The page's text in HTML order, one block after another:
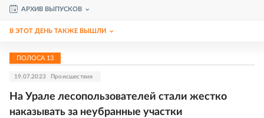
АРХИВ ВЫПУСКОВ
В ЭТОТ ДЕНЬ ТАКЖЕ ВЫШЛИ
ПОЛОСА 13
19.07.2023 Происшествия
На Урале лесопользователей стали жестко
наказывать за неубранные участки